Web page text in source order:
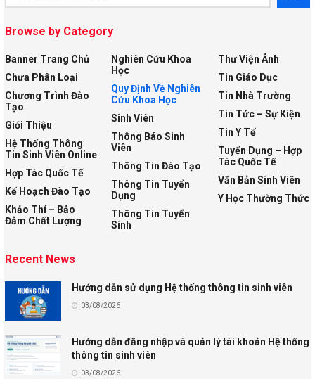
Browse by Category
Banner Trang Chủ
Chưa Phân Loại
Chương Trình Đào
Tạo
Giới Thiệu
Hệ Thống Thông
Tin Sinh Viên Online
Hợp Tác Quốc Tế
Kế Hoạch Đào Tạo
Khảo Thí – Bảo
Đảm Chất Lượng
Nghiên Cứu Khoa
Học
Quy Định Về Nghiên
Cứu Khoa Học
Sinh Viên
Thông Báo Sinh
Viên
Thông Tin Đào Tạo
Thông Tin Tuyển
Dụng
Thông Tin Tuyển
Sinh
Thư Viện Ảnh
Tin Giáo Dục
Tin Nhà Trường
Tin Tức – Sự Kiện
Tin Y Tế
Tuyển Dụng – Hợp
Tác Quốc Tế
Văn Bản Sinh Viên
Y Học Thường Thức
Recent News
Hướng dẫn sử dụng Hệ thống thông tin sinh viên
03/08/2026
Hướng dẫn đăng nhập và quản lý tài khoản Hệ thống
thông tin sinh viên
03/08/2026